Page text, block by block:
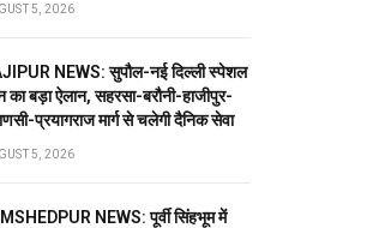
5, 2026
NEWS: सुपौल-नई दिल्ली स्पेशल
का बड़ा ऐलान, सहरसा-बरौनी-हाजीपुर-
प्रयागराज मार्ग से चलेगी दैनिक सेवा
5, 2026
NEWS: पूर्वी सिंहभूम में